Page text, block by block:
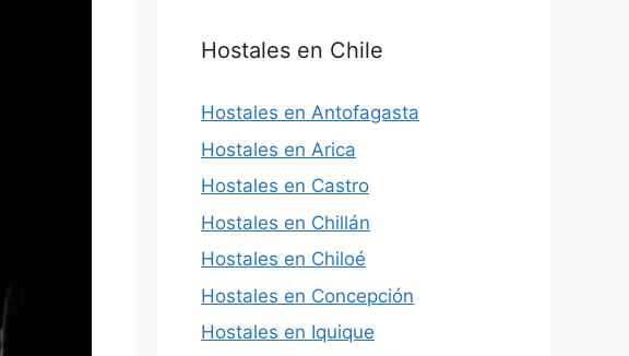
Hostales en Chile
Hostales en Antofagasta
Hostales en Arica
Hostales en Castro
Hostales en Chillán
Hostales en Chiloé
Hostales en Concepción
Hostales en Iquique